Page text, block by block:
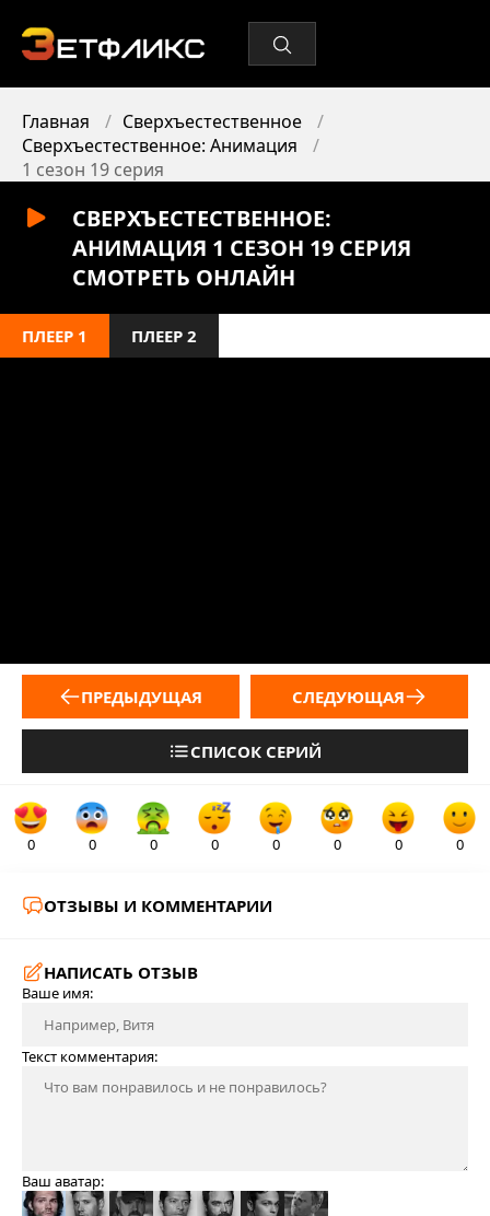
Главная
Сверхъестественное
Сверхъестественное: Анимация
1 сезон 19 серия
СВЕРХЪЕСТЕСТВЕННОЕ:
АНИМАЦИЯ 1 СЕЗОН 19 СЕРИЯ
СМОТРЕТЬ ОНЛАЙН
ПЛЕЕР 1 ПЛЕЕР 2
ПРЕДЫДУЩАЯ
СПИСОК СЕРИЙ
СЛЕДУЮЩАЯ
0 0 0 0 0 0 0 0
ОТЗЫВЫ И КОММЕНТАРИИ
НАПИСАТЬ ОТЗЫВ
Ваше имя:
Текст комментария:
Ваш аватар: